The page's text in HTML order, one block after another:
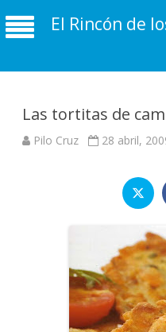
El Rincón de
Las tortitas de
Pilo Cruz 28 abril,